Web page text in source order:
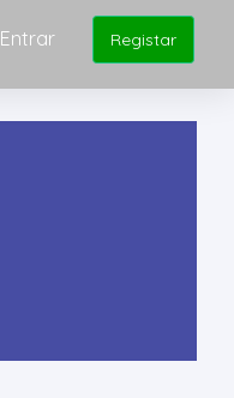
Entrar Registar